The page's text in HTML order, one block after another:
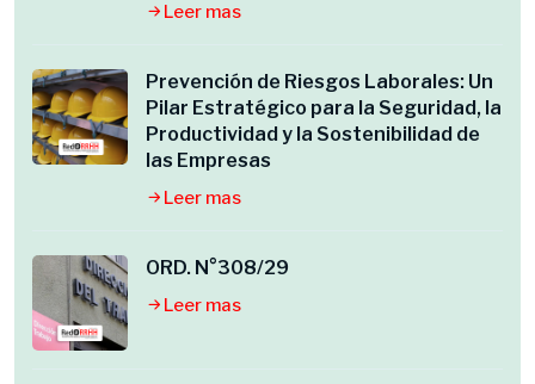
Leer mas
Prevención de Riesgos Laborales: Un
Pilar Estratégico para la Seguridad, la
Productividad y la Sostenibilidad de
las Empresas
Leer mas
ORD. N°308/29
Leer mas